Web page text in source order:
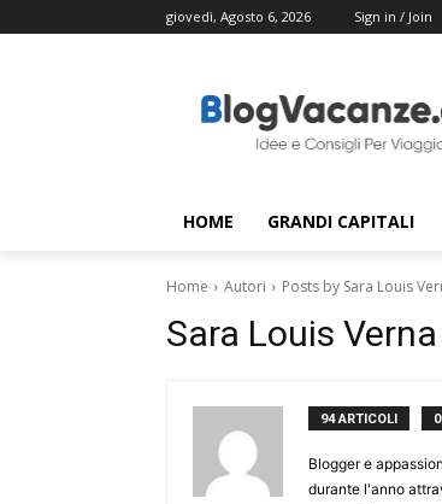
giovedì, Agosto 6, 2026 Sign in / Join
HOME GRANDI CAPITALI
Home Autori Posts by Sara Louis
Sara Louis Verna
94 ARTICOLI
Blogger e
durante l'anno